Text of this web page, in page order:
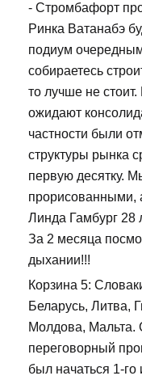
- Стромбафорт
Ринка Ватанабэ
подиум
собираетесь
то лучше не
ожидают
частности были
структуры рынка
первую десятку.
прорисованными,
Линда Гамбург 28
За 2 месяца
дыхании!!!
Корзина 5:
Беларусь, Литва,
Молдова, Мальта.
переговорный
был начаться 1-го